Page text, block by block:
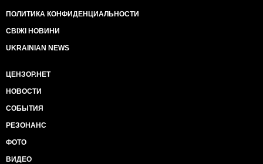
ПОЛИТИКА КОНФИДЕНЦИАЛЬНОСТИ
СВІЖІ НОВИНИ
UKRAINIAN NEWS
ЦЕНЗОР.НЕТ
НОВОСТИ
СОБЫТИЯ
РЕЗОНАНС
ФОТО
ВИДЕО